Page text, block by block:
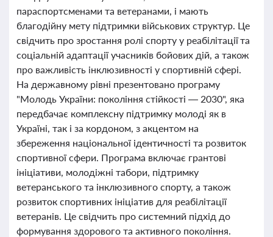
параспортсменами та ветеранами, і мають
благодійну мету підтримки військових структур. Це
свідчить про зростання ролі спорту у реабілітації та
соціальній адаптації учасників бойових дій, а також
про важливість інклюзивності у спортивній сфері.
На державному рівні презентовано програму
"Молодь України: покоління стійкості — 2030", яка
передбачає комплексну підтримку молоді як в
Україні, так і за кордоном, з акцентом на
збереження національної ідентичності та розвиток
спортивної сфери. Програма включає грантові
ініціативи, молодіжні табори, підтримку
ветеранського та інклюзивного спорту, а також
розвиток спортивних ініціатив для реабілітації
ветеранів. Це свідчить про системний підхід до
формування здорового та активного покоління.